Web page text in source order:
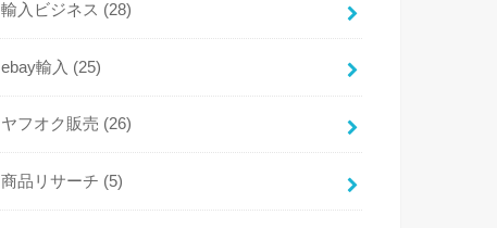
輸入ビジネス (28)
ebay輸入 (25)
ヤフオク販売 (26)
商品リサーチ (5)